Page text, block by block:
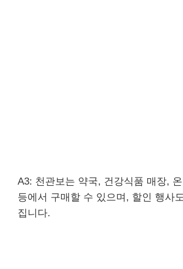
A3: 천관보는 약국, 건강식품 매장,
등에서 구매할 수 있으며, 할인 행사
집니다.